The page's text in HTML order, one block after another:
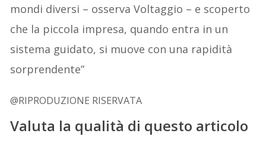
mondi diversi – osserva Voltaggio – e scoperto
che la piccola impresa, quando entra in un
sistema guidato, si muove con una rapidità
sorprendente”
@RIPRODUZIONE RISERVATA
Valuta la qualità di questo articolo